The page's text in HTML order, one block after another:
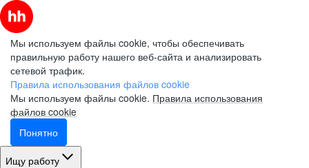
Мы используем файлы cookie, чтобы обеспечивать
правильную работу нашего веб-сайта и анализировать
сетевой трафик.
Правила использования файлов cookie
Мы используем файлы cookie. Правила использования
файлов cookie
Понятно
Ищу работу